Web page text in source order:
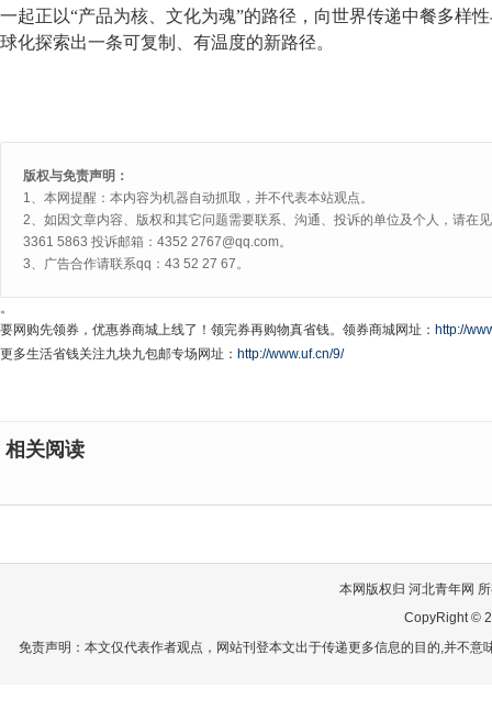
一起正以“产品为核、文化为魂”的路径， 向世界传递中餐多样
球化探索出一条可复制、有温度的新路径。
版权与免责声明：
1、本网提醒：本内容为机器自动抓取，并不代表本站观点。
2、如因文章内容、版权和其它问题需要联系、沟通、投诉的单位及个人，请在
3361 5863 投诉邮箱：4352 2767@qq.com。
3、广告合作请联系qq：43 52 27 67。
。
要网购先领券，优惠券商城上线了！领完券再购物真省钱。领券商城网址： http://
更多生活省钱关注九块九包邮专场网址： http://www.uf.cn/9/
相关阅读
本网版权归 河北青年网
CopyRight ©
免责声明：本文仅代表作者观点，网站刊登本文出于传递更多信息的目的,并不